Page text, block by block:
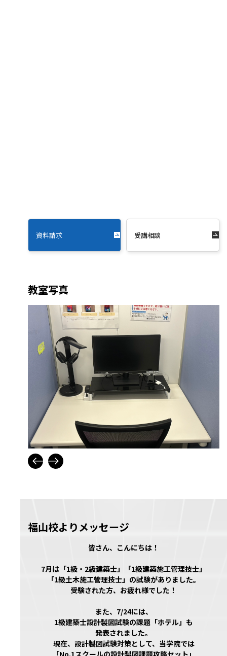
資料請求 受講相談
教室写真
福山校よりメッセージ
皆さん、こんにちは！
7月は「1級・2級建築士」「1級建築施工管理技士」
「1級土木施工管理技士」の試験がありました。
受験された方、お疲れ様でした！
また、7/24には、
1級建築士設計製図試験の課題「ホテル」も
発表されました。
現在、設計製図試験対策として、当学院では